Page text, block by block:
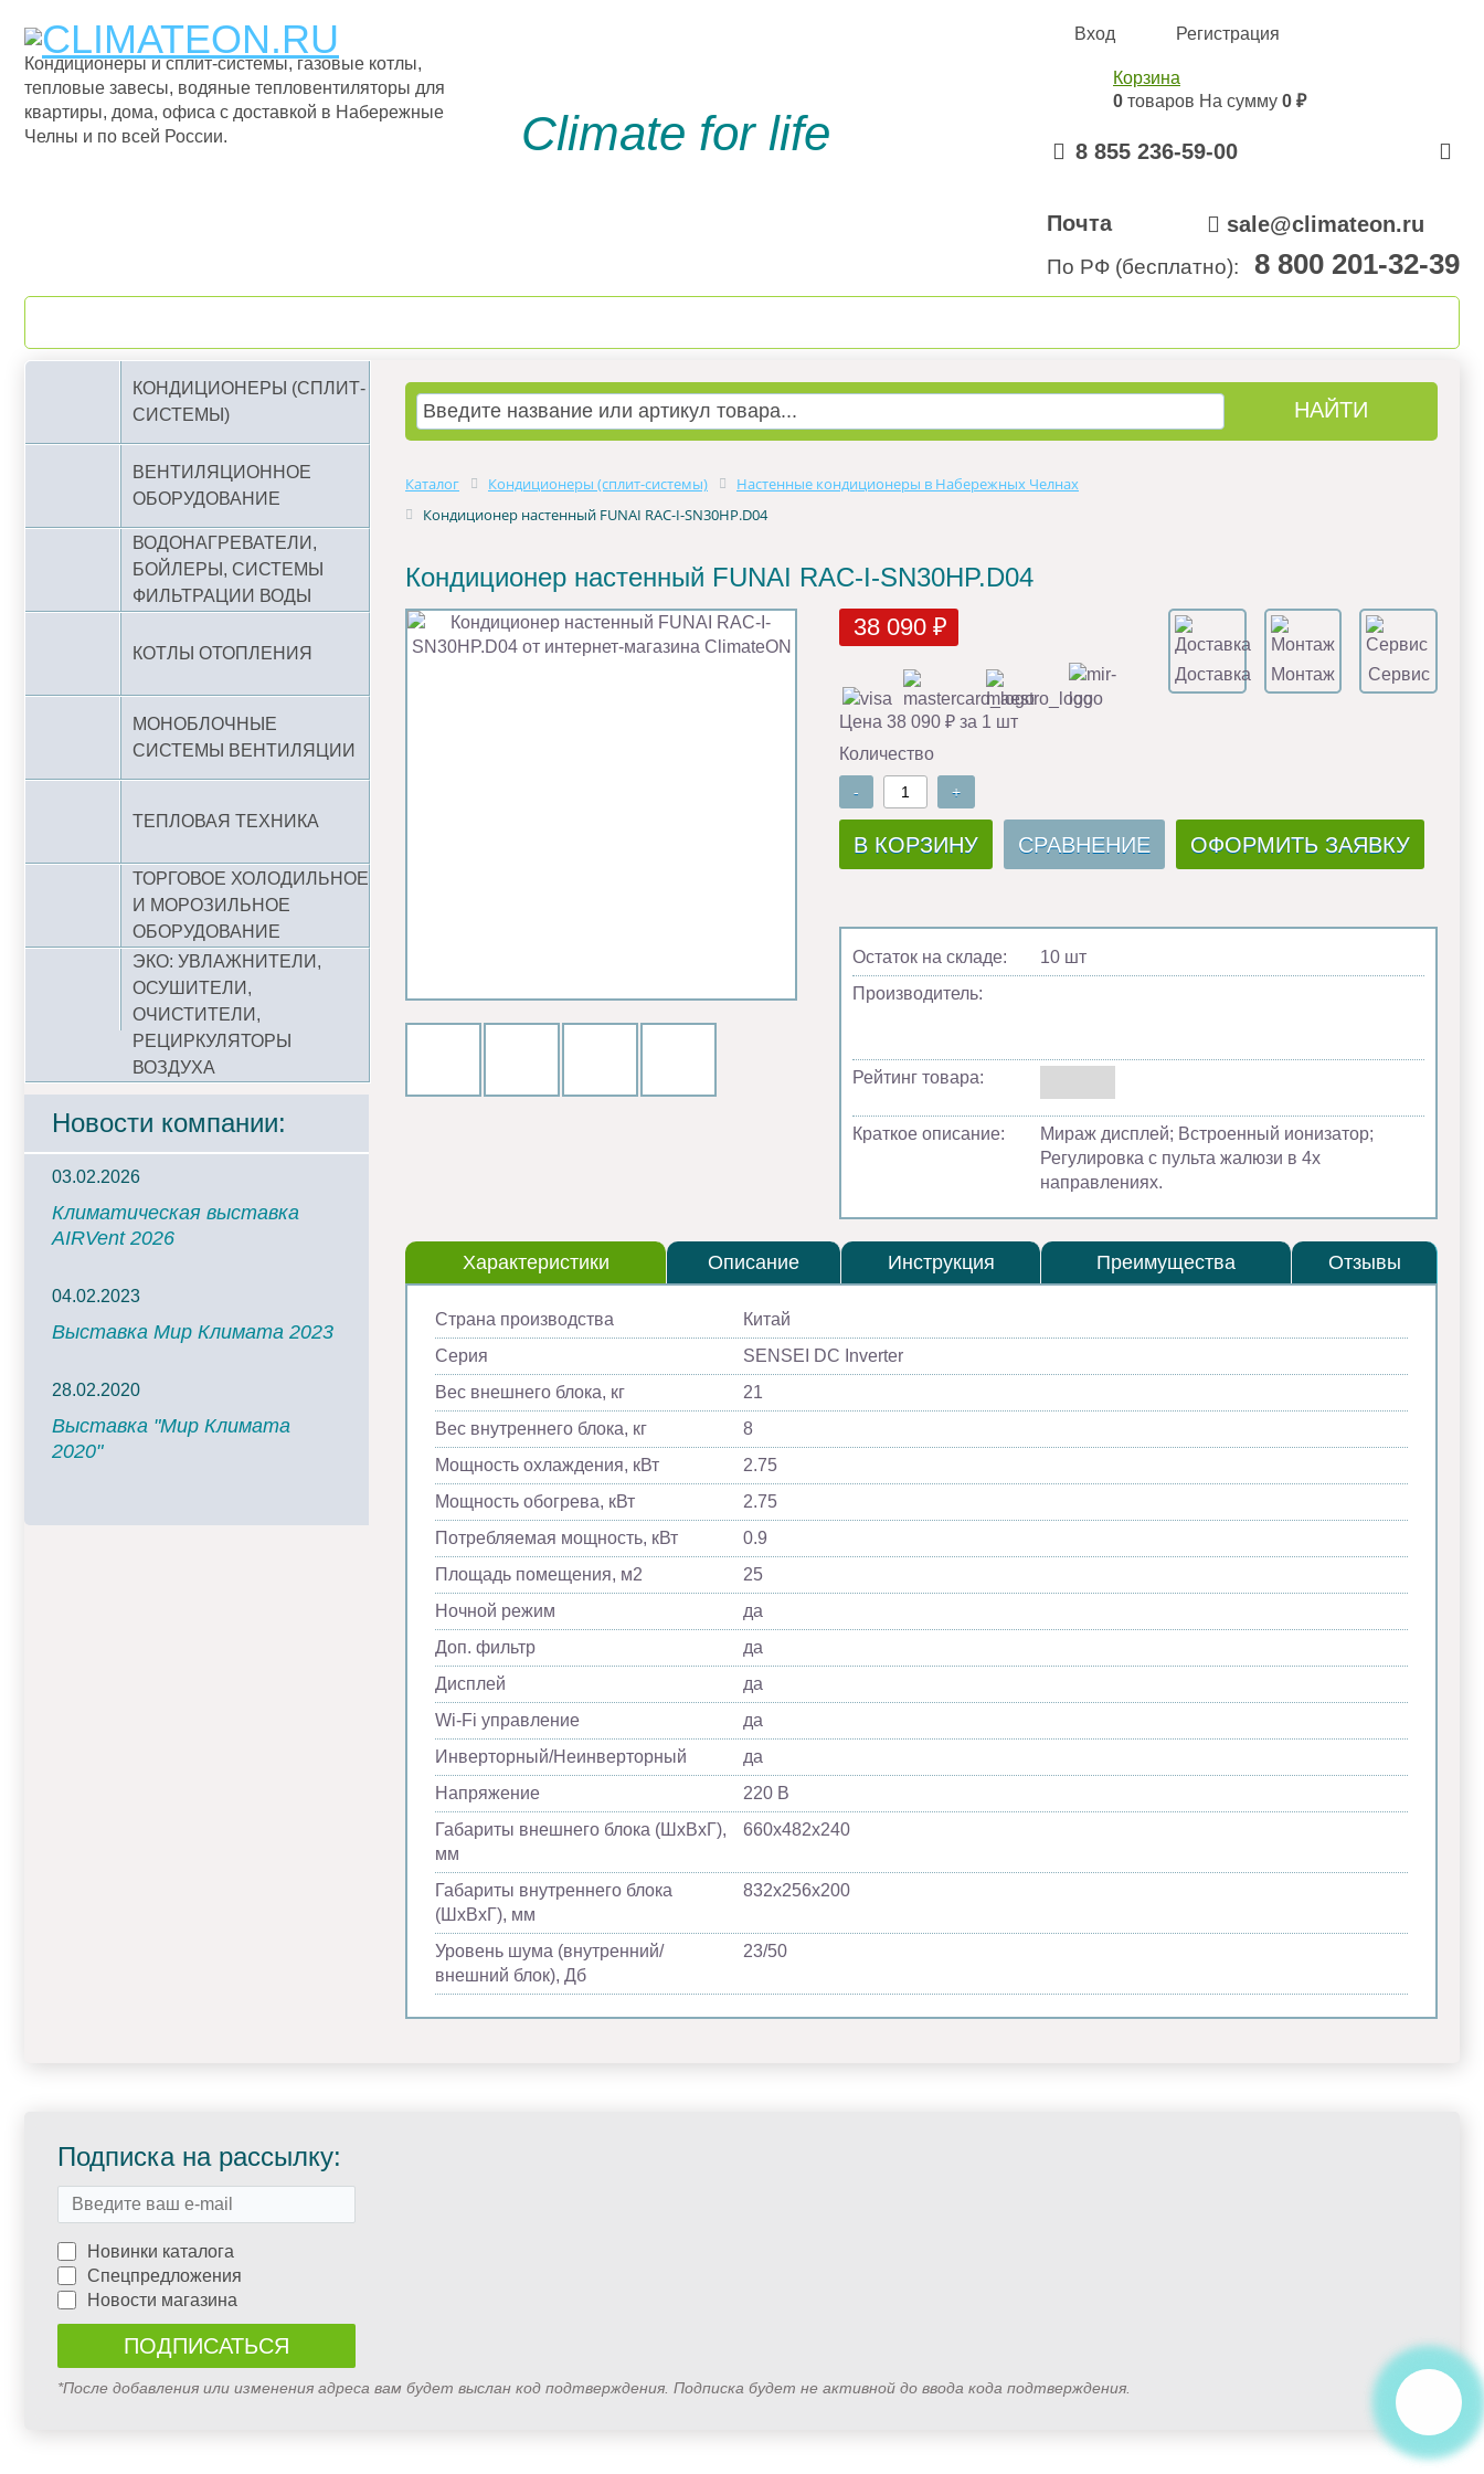
Кондиционеры и сплит-системы, газовые котлы,
тепловые завесы, водяные тепловентиляторы для
квартиры, дома, офиса с доставкой в Набережные
Челны и по всей России.
Climate for life
Вход Регистрация
Корзина
0 товаров На сумму 0 ₽
8 855 236-59-00
Почта sale@climateon.ru
По РФ (бесплатно): 8 800 201-32-39
КОНДИЦИОНЕРЫ (СПЛИТ-
СИСТЕМЫ)
ВЕНТИЛЯЦИОННОЕ
ОБОРУДОВАНИЕ
ВОДОНАГРЕВАТЕЛИ,
БОЙЛЕРЫ, СИСТЕМЫ
ФИЛЬТРАЦИИ ВОДЫ
КОТЛЫ ОТОПЛЕНИЯ
МОНОБЛОЧНЫЕ
СИСТЕМЫ ВЕНТИЛЯЦИИ
ТЕПЛОВАЯ ТЕХНИКА
ТОРГОВОЕ ХОЛОДИЛЬНОЕ
И МОРОЗИЛЬНОЕ
ОБОРУДОВАНИЕ
ЭКО: УВЛАЖНИТЕЛИ,
ОСУШИТЕЛИ,
ОЧИСТИТЕЛИ,
РЕЦИРКУЛЯТОРЫ
ВОЗДУХА
Новости компании:
03.02.2026
Климатическая выставка
AIRVent 2026
04.02.2023
Выставка Мир Климата 2023
28.02.2020
Выставка "Мир Климата
2020"
Каталог Кондиционеры (сплит-системы)
Настенные кондиционеры в Набережных Челнах
Кондиционер настенный FUNAI RAC-I-SN30HP.D04
Кондиционер настенный FUNAI RAC-I-SN30HP.D04
38 090 ₽
Доставка Монтаж Сервис
Цена 38 090 ₽ за 1 шт
Количество
- +
В КОРЗИНУ СРАВНЕНИЕ ОФОРМИТЬ ЗАЯВКУ
Остаток на складе:
10 шт
Производитель:
Рейтинг товара:
Краткое описание:
Мираж дисплей; Встроенный ионизатор;
Регулировка с пульта жалюзи в 4х
направлениях.
Характеристики Описание Инструкция Преимущества Отзывы
Страна производства
Китай
Серия
SENSEI DC Inverter
Вес внешнего блока, кг
21
Вес внутреннего блока, кг
8
Мощность охлаждения, кВт
2.75
Мощность обогрева, кВт
2.75
Потребляемая мощность, кВт
0.9
Площадь помещения, м2
25
Ночной режим
да
Доп. фильтр
да
Дисплей
да
Wi-Fi управление
да
Инверторный/Неинверторный
да
Напряжение
220 В
Габариты внешнего блока (ШхВхГ),
мм
660х482х240
Габариты внутреннего блока
(ШхВхГ), мм
832х256х200
Уровень шума (внутренний/
внешний блок), Дб
23/50
Подписка на рассылку:
Новинки каталога
Спецпредложения
Новости магазина
*После добавления или изменения адреса вам будет выслан код подтверждения. Подписка будет не активной до ввода кода подтверждения.